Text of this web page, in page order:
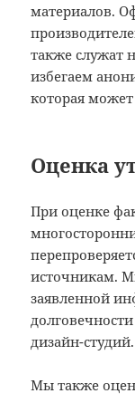
материалов.
также
избегаем
которая
Оценка
При оценке
источникам.
заявленной
дизайн-студий.
Мы также